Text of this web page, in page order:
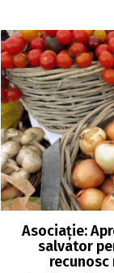
Asociație:
salvator